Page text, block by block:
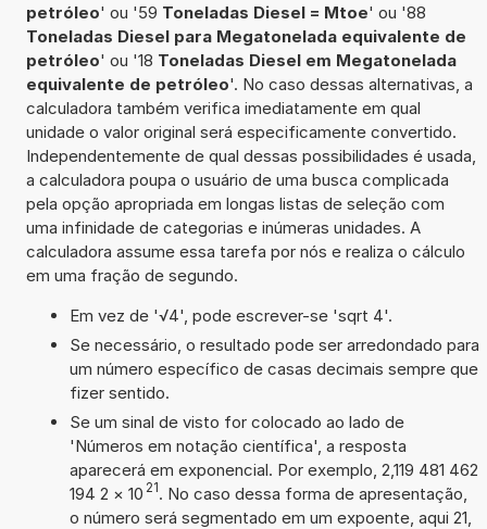
petróleo' ou '59 Toneladas Diesel = Mtoe' ou '88
Toneladas Diesel para Megatonelada equivalente de
petróleo' ou '18 Toneladas Diesel em Megatonelada
equivalente de petróleo'. No caso dessas alternativas, a
calculadora também verifica imediatamente em qual
unidade o valor original será especificamente convertido.
Independentemente de qual dessas possibilidades é usada,
a calculadora poupa o usuário de uma busca complicada
pela opção apropriada em longas listas de seleção com
uma infinidade de categorias e inúmeras unidades. A
calculadora assume essa tarefa por nós e realiza o cálculo
em uma fração de segundo.
Em vez de '√4', pode escrever-se 'sqrt 4'.
Se necessário, o resultado pode ser arredondado para
um número específico de casas decimais sempre que
fizer sentido.
Se um sinal de visto for colocado ao lado de
'Números em notação científica', a resposta
aparecerá em exponencial. Por exemplo, 2,119 481 462
194 2 × 10 21. No caso dessa forma de apresentação,
o número será segmentado em um expoente, aqui 21,